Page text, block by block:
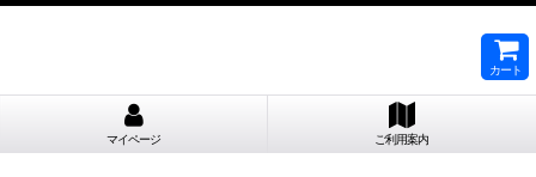
カート
マイページ ご利用案内